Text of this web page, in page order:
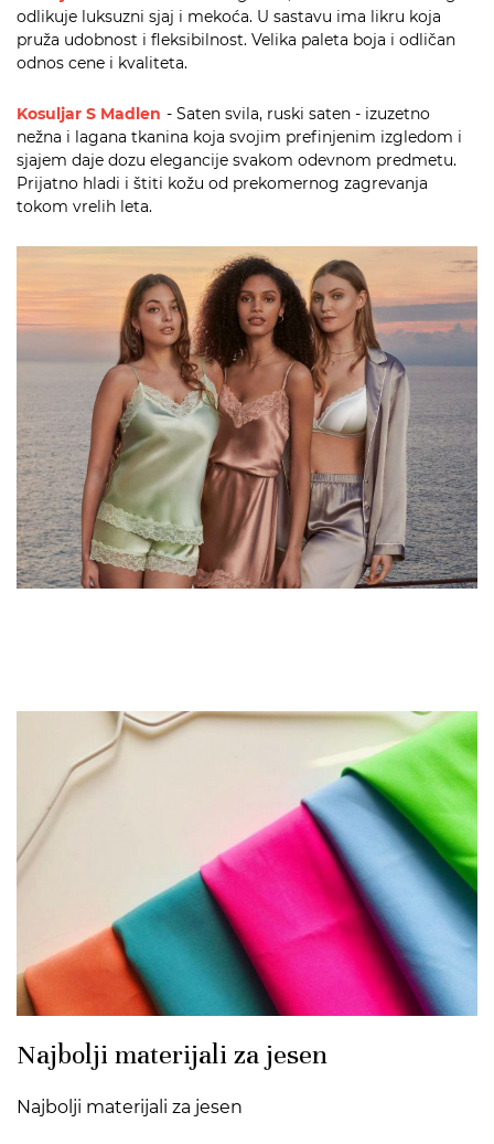
odlikuje luksuzni sjaj i mekoća. U sastavu ima likru koja
pruža udobnost i fleksibilnost. Velika paleta boja i odličan
odnos cene i kvaliteta.
Kosuljar S Madlen - Saten svila, ruski saten - izuzetno
nežna i lagana tkanina koja svojim prefinjenim izgledom i
sjajem daje dozu elegancije svakom odevnom predmetu.
Prijatno hladi i štiti kožu od prekomernog zagrevanja
tokom vrelih leta.
Najbolji materijali za jesen
Najbolji materijali za jesen